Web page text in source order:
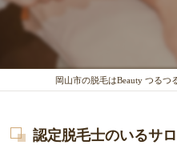
岡山市の脱毛はBeauty つるつ
認定脱毛士のいるサ